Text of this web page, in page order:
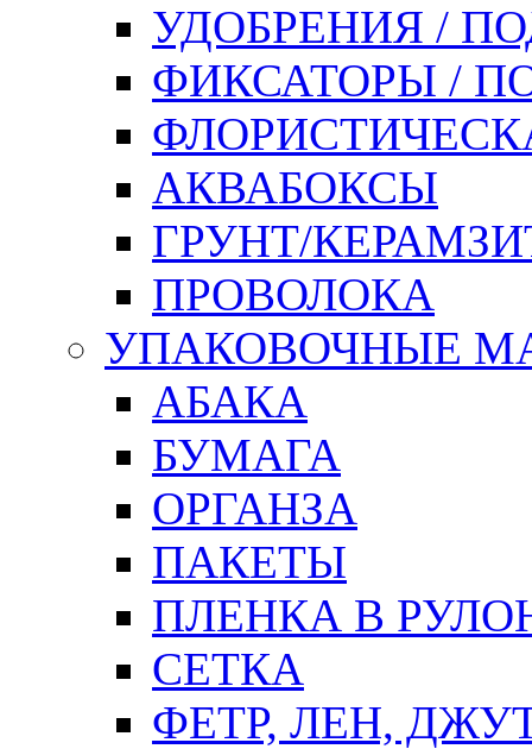
УДОБРЕНИЯ /
ФИКСАТОРЫ /
АКВАБОКСЫ
ГРУНТ/
ПРОВОЛОКА
УПАКОВОЧНЫЕ
АБАКА
БУМАГА
ОРГАНЗА
ПАКЕТЫ
ПЛЕНКА В
СЕТКА
ФЕТР, ЛЕН,